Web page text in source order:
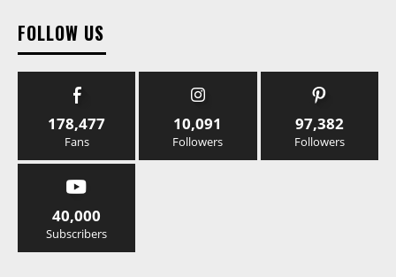
FOLLOW US
178,477
Fans
10,091
Followers
97,382
Followers
40,000
Subscribers